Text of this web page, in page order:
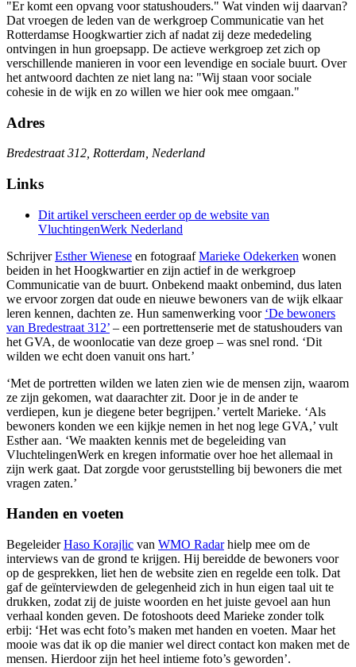
"Er komt een opvang voor statushouders." Wat vinden wij daarvan?
Dat vroegen de leden van de werkgroep Communicatie van het
Rotterdamse Hoogkwartier zich af nadat zij deze mededeling
ontvingen in hun groepsapp. De actieve werkgroep zet zich op
verschillende manieren in voor een levendige en sociale buurt. Over
het antwoord dachten ze niet lang na: "Wij staan voor sociale
cohesie in de wijk en zo willen we hier ook mee omgaan."
Adres
Bredestraat 312, Rotterdam, Nederland
Links
Dit artikel verscheen eerder op de website van
VluchtingenWerk Nederland
SchrijverEsther Wienese en fotograafMarieke Odekerken wonen
beiden in het Hoogkwartier en zijn actief in de werkgroep
Communicatie van de buurt. Onbekend maakt onbemind, dus laten
we ervoor zorgen dat oude en nieuwe bewoners van de wijk elkaar
leren kennen, dachten ze. Hun samenwerking voor ‘De bewoners
van Bredestraat 312’ – een portrettenserie met de statushouders van
het GVA, de woonlocatie van deze groep – was snel rond. ‘Dit
wilden we echt doen vanuit ons hart.’
‘Met de portretten wilden we laten zien wie de mensen zijn, waarom
ze zijn gekomen, wat daarachter zit. Door je in de ander te
verdiepen, kun je diegene beter begrijpen.’ vertelt Marieke. ‘Als
bewoners konden we een kijkje nemen in het nog lege GVA,’ vult
Esther aan. ‘We maakten kennis met de begeleiding van
VluchtelingenWerk en kregen informatie over hoe het allemaal in
zijn werk gaat. Dat zorgde voor geruststelling bij bewoners die met
vragen zaten.’
Handen en voeten
BegeleiderHaso Korajlic van WMO Radarhielp mee om de
interviews van de grond te krijgen. Hij bereidde de bewoners voor
op de gesprekken, liet hen de website zien en regelde een tolk. Dat
gaf de geïnterviewden de gelegenheid zich in hun eigen taal uit te
drukken, zodat zij de juiste woorden en het juiste gevoel aan hun
verhaal konden geven. De fotoshoots deed Marieke zonder tolk
erbij: ‘Het was echt foto’s maken met handen en voeten. Maar het
mooie was dat ik op die manier wel direct contact kon maken met de
mensen. Hierdoor zijn het heel intieme foto’s geworden’.